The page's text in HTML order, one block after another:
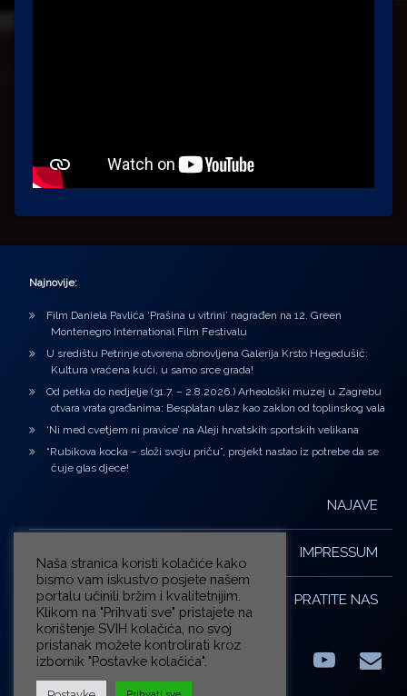
Najnovije:
Film Daniela Pavlića ‘Prašina u vitrini’ nagrađen na 12. Green
Montenegro International Film Festivalu
U središtu Petrinje otvorena obnovljena Galerija Krsto Hegedušić:
Kultura vraćena kući, u samo srce grada!
Od petka do nedjelje (31.7. – 2.8.2026.) Arheološki muzej u Zagrebu
otvara vrata građanima: Besplatan ulaz kao zaklon od toplinskog vala
‘Ni med cvetjem ni pravice’ na Aleji hrvatskih sportskih velikana
“Rubikova kocka – složi svoju priču”, projekt nastao iz potrebe da se
čuje glas djece!
NAJAVE
IMPRESSUM
PRATITE NAS
FacebookLinkedIn E-
Naša stranica koristi kolačiće kako
bismo vam iskustvo posjete našem
portalu učinili bržim i kvalitetnijim.
Klikom na "Prihvati sve" pristajete na
korištenje SVIH kolačića, no svoj
pristanak možete kontrolirati kroz
izbornik "Postavke kolačića".